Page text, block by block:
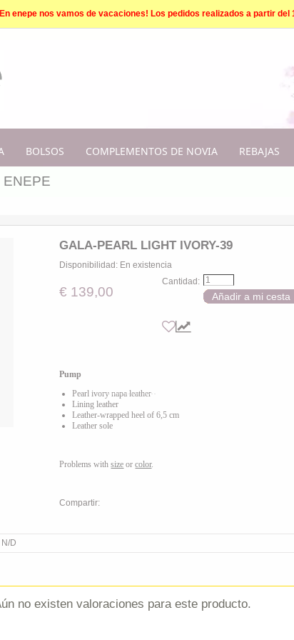
En enepe nos vamos de vacaciones! Los pedidos realizados a partir
BOLSOS COMPLEMENTOS DE NOVIA REBAJAS
ENEPE
GALA-PEARL LIGHT IVORY-39
Disponibilidad: En existencia
€ 139,00
Cantidad:
Añadir a mi cesta
Pump
Pearl ivory napa leather
Lining leather
Leather-wrapped heel of6,5 cm
Leather sole
Problems withsize orcolor.
Compartir:
N/D
no existen valoraciones para este producto.